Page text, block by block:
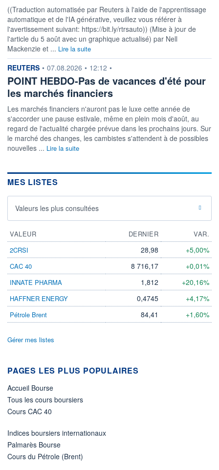
((Traduction automatisée par Reuters à l'aide de l'apprentissage
automatique et de l'IA générative, veuillez vous référer à
l'avertissement suivant: https://bit.ly/rtrsauto)) (Mise à jour de
l'article du 5 août avec un graphique actualisé) par Nell
Mackenzie et ... Lire la suite
information fournie par
REUTERS • 07.08.2026 • 12:12 •
POINT HEBDO-Pas de vacances d'été pour
les marchés financiers
Les marchés financiers n'auront pas le luxe cette année de
s'accorder une pause estivale, même en plein mois d'août, au
regard de l'actualité chargée prévue dans les prochains jours. Sur
le marché des changes, les cambistes s'attendent à de possibles
nouvelles ... Lire la suite
MES LISTES
Valeurs les plus consultées
VALEUR DERNIER
VAR.
2CRSI
28,98 +5,00%
CAC 40 8 716,17 +0,01%
INNATE PHARMA 1,812 +20,16%
HAFFNER ENERGY 0,4745 +4,17%
Pétrole Brent 84,41 +1,60%
Gérer mes listes
PAGES LES PLUS POPULAIRES
Accueil Bourse
Tous les cours boursiers
Cours CAC 40
Indices boursiers internationaux
Palmarès Bourse
Cours du Pétrole (Brent)